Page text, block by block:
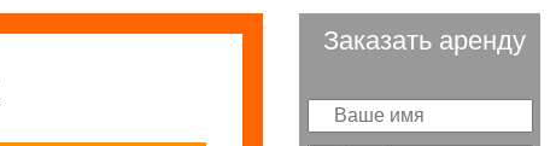
Заказать аренду